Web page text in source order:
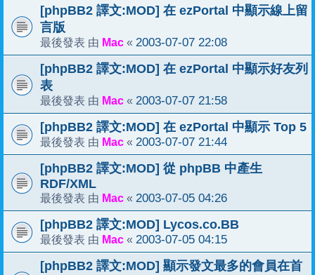
[phpBB2 譯文:MOD] 在 ezPortal 中顯示線上留
言版
最後發表 由 Mac « 2003-07-07 22:08
[phpBB2 譯文:MOD] 在 ezPortal 中顯示好友列
表
最後發表 由 Mac « 2003-07-07 21:58
[phpBB2 譯文:MOD] 在 ezPortal 中顯示 Top 5
最後發表 由 Mac « 2003-07-07 21:44
[phpBB2 譯文:MOD] 從 phpBB 中產生
RDF/XML
最後發表 由 Mac « 2003-07-05 04:26
[phpBB2 譯文:MOD] Lycos.co.BB
最後發表 由 Mac « 2003-07-05 04:15
[phpBB2 譯文:MOD] 顯示發文最多的會員在首